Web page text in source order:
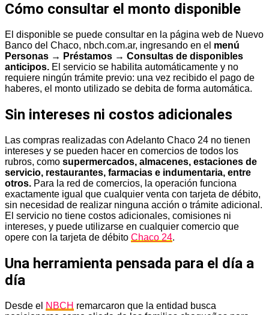
Cómo consultar el monto disponible
El disponible se puede consultar en la página web de Nuevo
Banco del Chaco, nbch.com.ar, ingresando en el menú
Personas → Préstamos → Consultas de disponibles
anticipos. El servicio se habilita automáticamente y no
requiere ningún trámite previo: una vez recibido el pago de
haberes, el monto utilizado se debita de forma automática.
Sin intereses ni costos adicionales
Las compras realizadas con Adelanto Chaco 24 no tienen
intereses y se pueden hacer en comercios de todos los
rubros, como supermercados, almacenes, estaciones de
servicio, restaurantes, farmacias e indumentaria, entre
otros. Para la red de comercios, la operación funciona
exactamente igual que cualquier venta con tarjeta de débito,
sin necesidad de realizar ninguna acción o trámite adicional.
El servicio no tiene costos adicionales, comisiones ni
intereses, y puede utilizarse en cualquier comercio que
opere con la tarjeta de débito Chaco 24.
Una herramienta pensada para el día a
día
Desde el NBCH remarcaron que la entidad busca